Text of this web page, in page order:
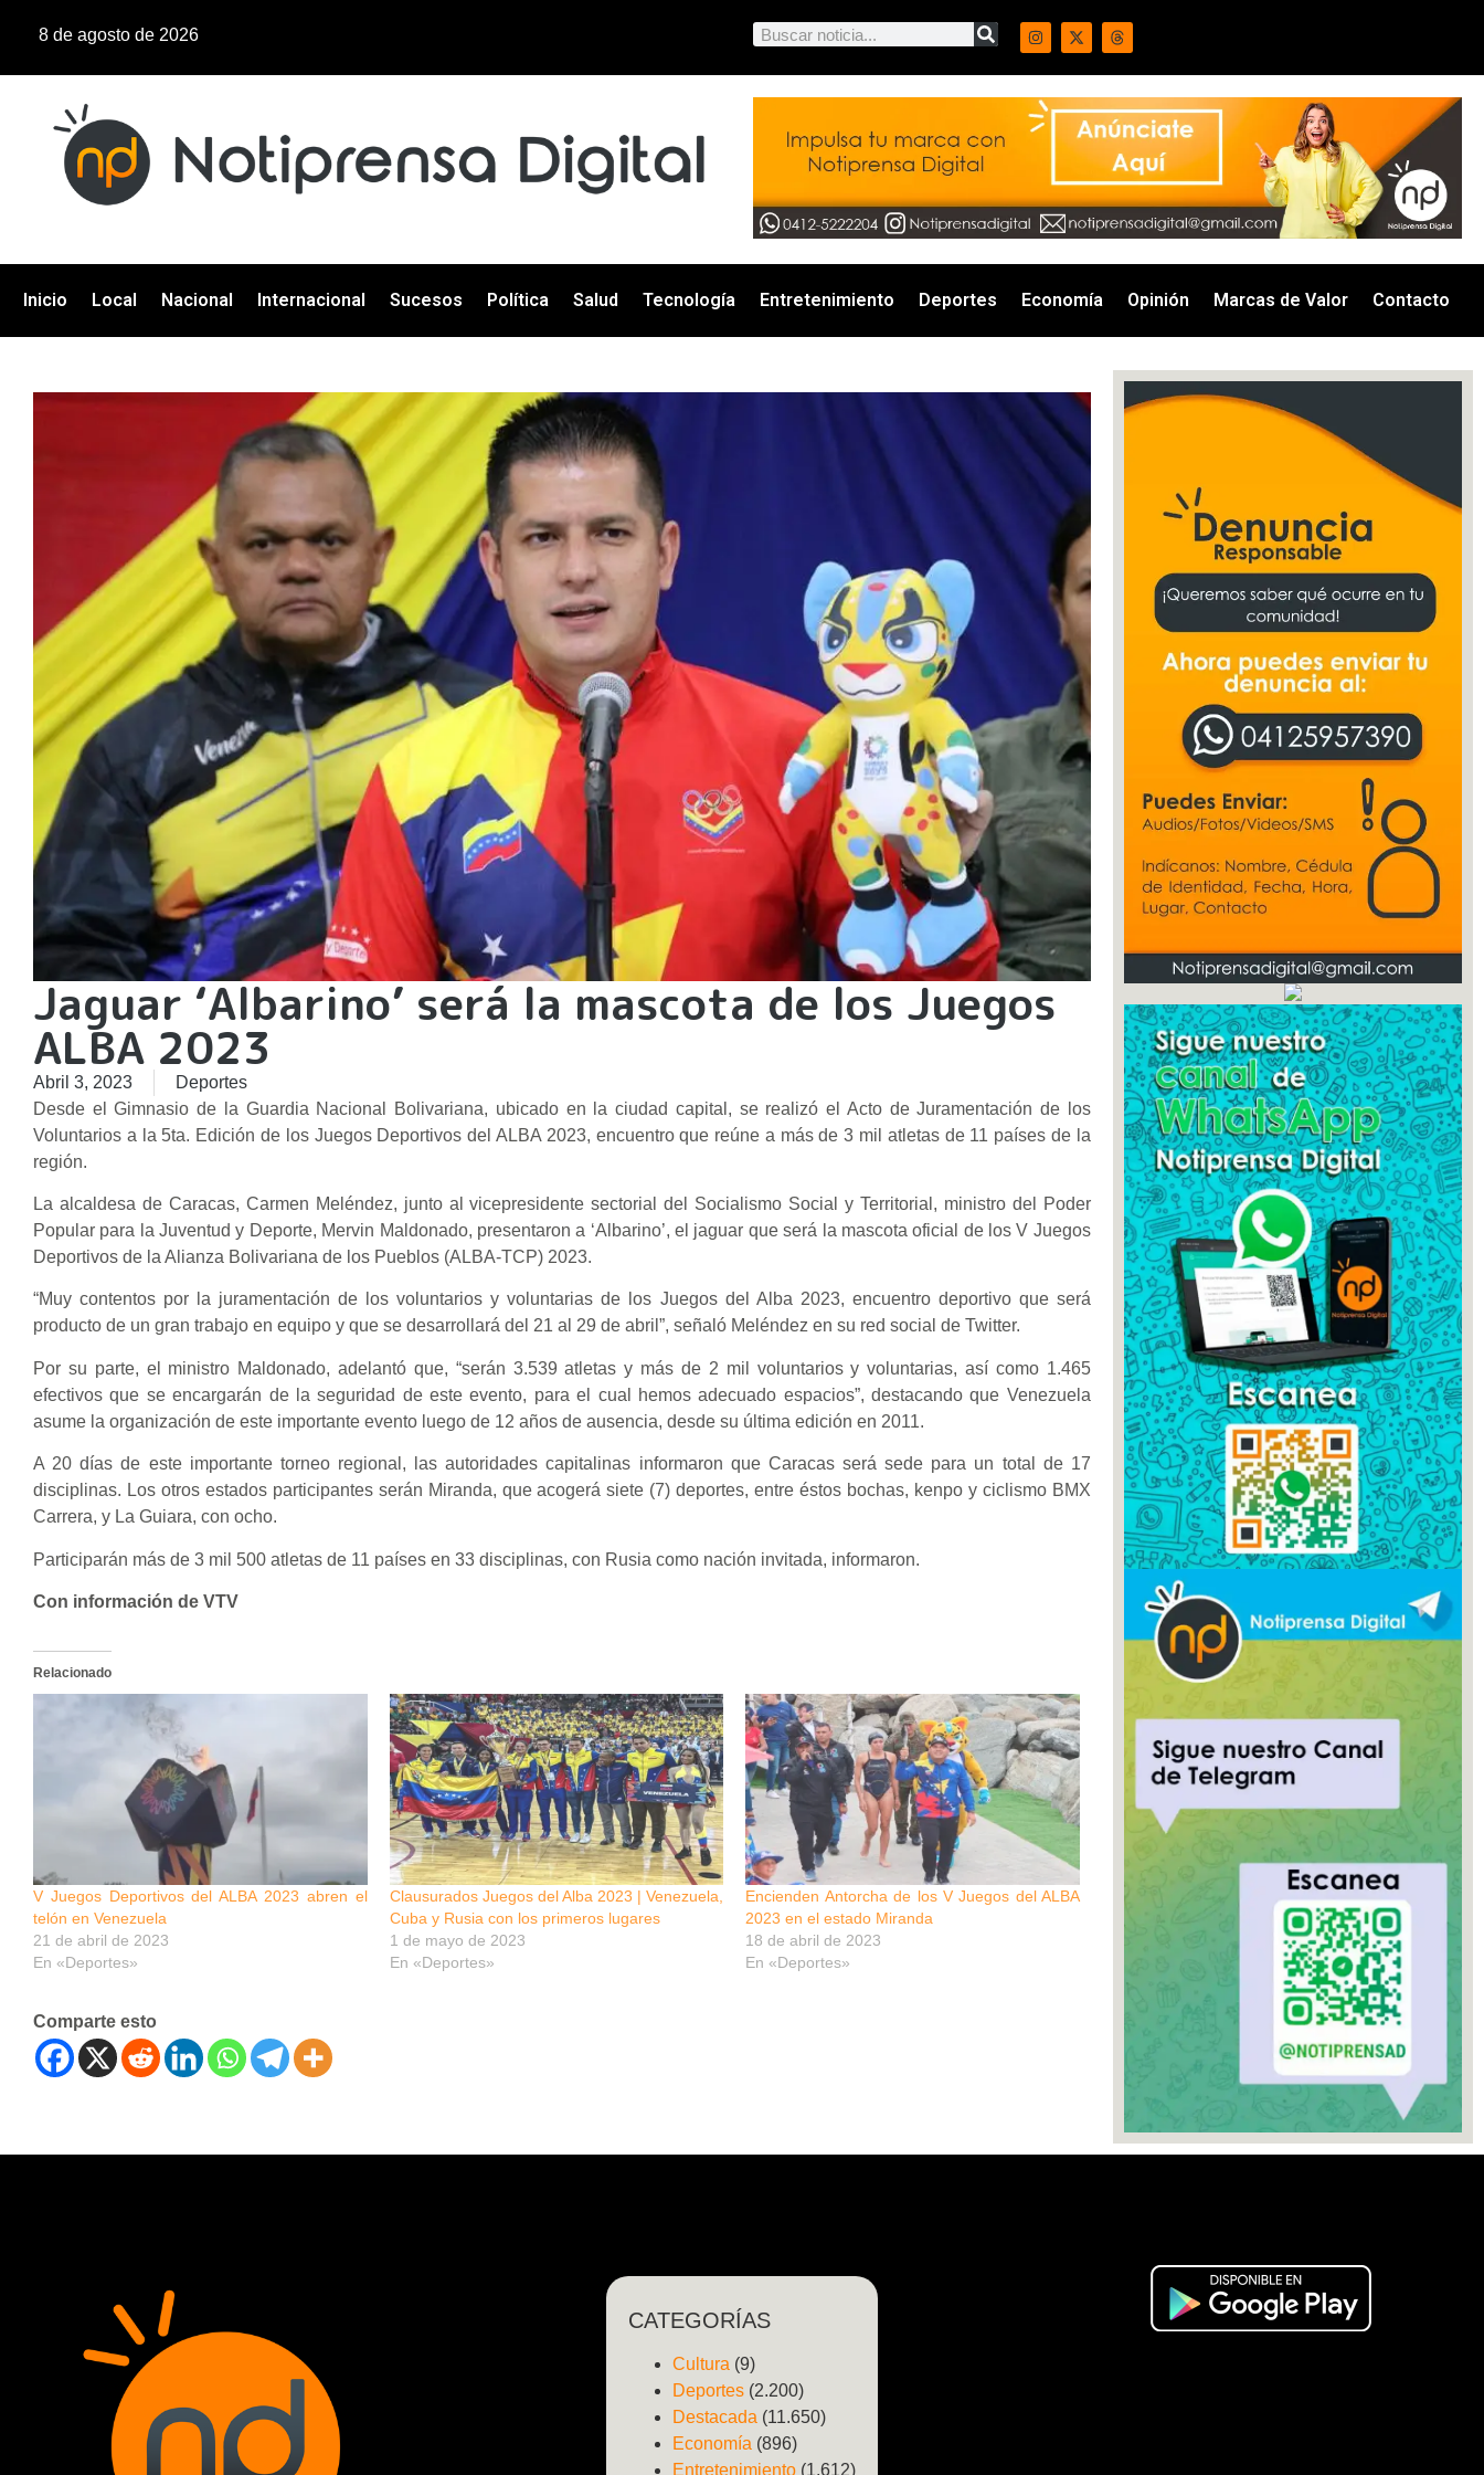
8 de agosto de 2026
Inicio Local Nacional Internacional Sucesos Política Salud Tecnología Entretenimiento Deportes Economía Opinión Marcas de Valor Contacto
Jaguar ‘Albarino’ será la mascota de los Juegos
ALBA 2023
Abril 3, 2023
Deportes
Desde el Gimnasio de la Guardia Nacional Bolivariana, ubicado en la ciudad capital, se realizó el Acto de Juramentación de los
Voluntarios a la 5ta. Edición de los Juegos Deportivos del ALBA 2023, encuentro que reúne a más de 3 mil atletas de 11 países de la
región.
La alcaldesa de Caracas, Carmen Meléndez, junto al vicepresidente sectorial del Socialismo Social y Territorial, ministro del Poder
Popular para la Juventud y Deporte, Mervin Maldonado, presentaron a ‘Albarino’, el jaguar que será la mascota oficial de los V Juegos
Deportivos de la Alianza Bolivariana de los Pueblos (ALBA-TCP) 2023.
“Muy contentos por la juramentación de los voluntarios y voluntarias de los Juegos del Alba 2023, encuentro deportivo que será
producto de un gran trabajo en equipo y que se desarrollará del 21 al 29 de abril”, señaló Meléndez en su red social de Twitter.
Por su parte, el ministro Maldonado, adelantó que, “serán 3.539 atletas y más de 2 mil voluntarios y voluntarias, así como 1.465
efectivos que se encargarán de la seguridad de este evento, para el cual hemos adecuado espacios”, destacando que Venezuela
asume la organización de este importante evento luego de 12 años de ausencia, desde su última edición en 2011.
A 20 días de este importante torneo regional, las autoridades capitalinas informaron que Caracas será sede para un total de 17
disciplinas. Los otros estados participantes serán Miranda, que acogerá siete (7) deportes, entre éstos bochas, kenpo y ciclismo BMX
Carrera, y La Guiara, con ocho.
Participarán más de 3 mil 500 atletas de 11 países en 33 disciplinas, con Rusia como nación invitada, informaron.
Con información de VTV
Relacionado
V Juegos Deportivos del ALBA 2023 abren el
telón en Venezuela
21 de abril de 2023
En «Deportes»
Clausurados Juegos del Alba 2023 | Venezuela,
Cuba y Rusia con los primeros lugares
1 de mayo de 2023
En «Deportes»
Encienden Antorcha de los V Juegos del ALBA
2023 en el estado Miranda
18 de abril de 2023
En «Deportes»
Comparte esto
CATEGORÍAS
Cultura(9)
Deportes(2.200)
Destacada(11.650)
Economía(896)
Entretenimiento(1.612)